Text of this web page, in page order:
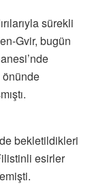
sürekli
Gvir, bugün
bekletildikleri
esirler